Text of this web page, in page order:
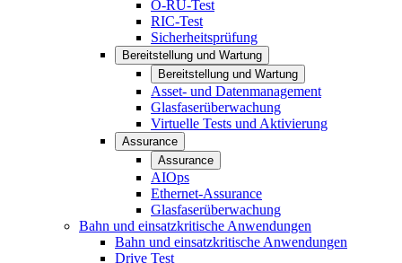
O-RU-Test
RIC-Test
Sicherheitsprüfung
Bereitstellung und Wartung
Bereitstellung und Wartung
Asset- und Datenmanagement
Glasfaserüberwachung
Virtuelle Tests und Aktivierung
Assurance
Assurance
AIOps
Ethernet-Assurance
Glasfaserüberwachung
Bahn und einsatzkritische Anwendungen
Bahn und einsatzkritische Anwendungen
Drive Test